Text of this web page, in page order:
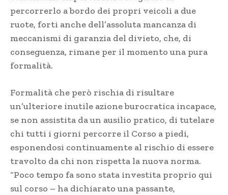
percorrerlo a bordo dei propri veicoli a due
ruote, forti anche dell’assoluta mancanza di
meccanismi di garanzia del divieto, che, di
conseguenza, rimane per il momento una pura
formalità.
Formalità che però rischia di risultare
un’ulteriore inutile azione burocratica incapace,
se non assistita da un ausilio pratico, di tutelare
chi tutti i giorni percorre il Corso a piedi,
esponendosi continuamente al rischio di essere
travolto da chi non rispetta la nuova norma.
“Poco tempo fa sono stata investita proprio qui
sul corso – ha dichiarato una passante,